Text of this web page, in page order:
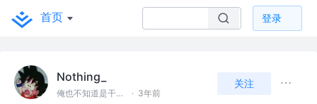
首页 登录
Nothing_
俺也不知道是干啥的 · 3年前
关注